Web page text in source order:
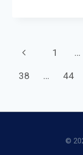
Page
Previous
Page
1 …
38
… 44
©